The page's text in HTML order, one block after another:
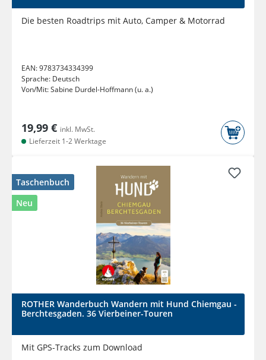
Die besten Roadtrips mit Auto, Camper & Motorrad
EAN:9783734334399
Sprache: Deutsch
Von/Mit:Sabine Durdel-Hoffmann (u. a.)
19,99 € inkl. MwSt.
Lieferzeit 1-2 Werktage
Taschenbuch
Neu
ROTHER Wanderbuch Wandern mit Hund Chiemgau -
Berchtesgaden. 36 Vierbeiner-Touren
Mit GPS-Tracks zum Download